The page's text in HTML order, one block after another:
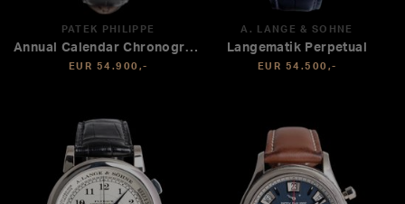
PATEK PHILIPPE
Annual Calendar Chronograph
EUR 54.900,-
A. LANGE & SÖHNE
Langematik Perpetual
EUR 54.500,-